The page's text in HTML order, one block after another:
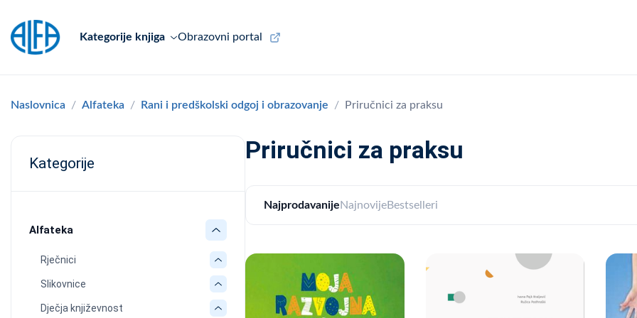
Kategorije knjiga Obrazovni portal
Naslovnica Alfateka Rani i predškolski odgoj i obrazovanje Priručnici za praksu
Kategorije
Alfateka
Rječnici
Slikovnice
Dječja književnost
Priručnici za praksu
Najprodavanije NajnovijeBestselleri